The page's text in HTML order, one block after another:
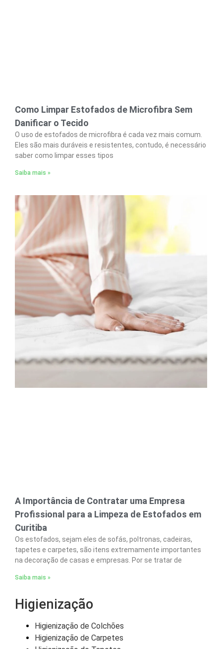
Como Limpar Estofados de Microfibra Sem
Danificar o Tecido
O uso de estofados de microfibra é cada vez mais comum.
Eles são mais duráveis e resistentes, contudo, é necessário
saber como limpar esses tipos
Saiba mais »
A Importância de Contratar uma Empresa
Profissional para a Limpeza de Estofados em
Curitiba
Os estofados, sejam eles de sofás, poltronas, cadeiras,
tapetes e carpetes, são itens extremamente importantes
na decoração de casas e empresas. Por se tratar de
Saiba mais »
Higienização
Higienização de Colchões
Higienização de Carpetes